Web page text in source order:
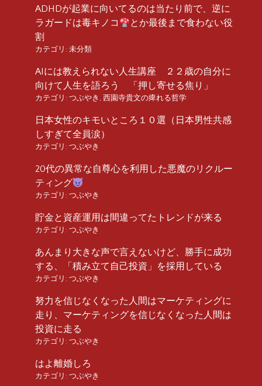
ADHDが起業に向いてるのは当たり前で、逆に
ラガードは毒キノコ
とか最後まで食わない役
割
カテゴリ: 未分類
AIには教えられない人生講座 ２２歳の自分に
向けて人生を語ろう 「押し寄せる焦り」
カテゴリ: つぶやき , 西園寺貴文の痺れる哲学
日本女性のキモいところ１０選（日本男性共感
しすぎて全員涙）
カテゴリ: つぶやき
20代の異常な自尊心を利用した悪魔のリクルー
ティング
カテゴリ: つぶやき
貯金と資産運用は間違ってたトレンドが来る
カテゴリ: つぶやき
あんまり大きな声で言えないけど、勝手に成功
する、「積み立て自己投資」を採用している
カテゴリ: つぶやき
努力を信じなくなった人間はマーケティングに
走り、マーケティングを信じなくなった人間は
投資に走る
カテゴリ: つぶやき
はよ離婚しろ
カテゴリ: つぶやき